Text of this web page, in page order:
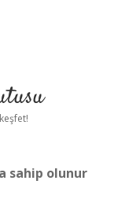
sahip olunur